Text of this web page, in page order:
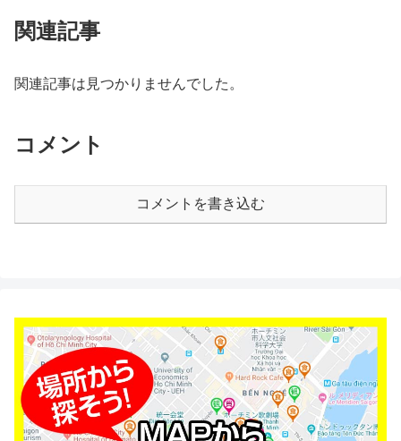
関連記事
関連記事は見つかりませんでした。
コメント
コメントを書き込む